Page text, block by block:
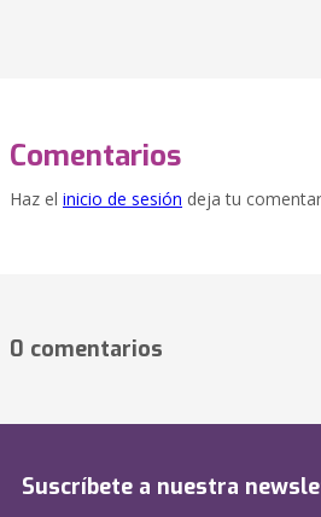
Comentarios
Haz el inicio de sesión deja tu
0 comentarios
Suscríbete a nuestra